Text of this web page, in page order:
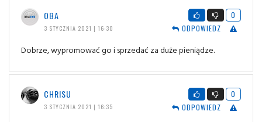
OBA
3 STYCZNIA 2021 | 16:30
0
ODPOWIEDZ
Dobrze, wypromować go i sprzedać za duże pieniądze.
CHRISU
3 STYCZNIA 2021 | 16:35
0
ODPOWIEDZ